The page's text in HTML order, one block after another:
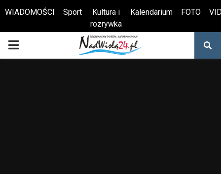
Otwórz pasek narzędzi
WIADOMOŚCI Sport
Kultura i
rozrywka
Kalendarium FOTO
PRIMARY